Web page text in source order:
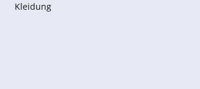
Kleidung